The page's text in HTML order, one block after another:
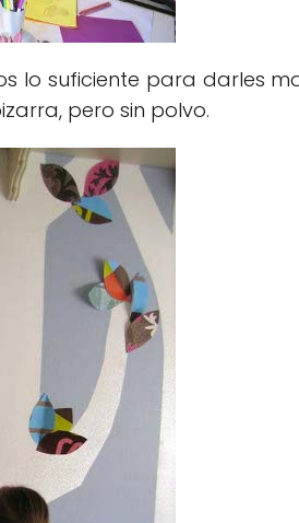
lo suficiente para darles
pero sin polvo.